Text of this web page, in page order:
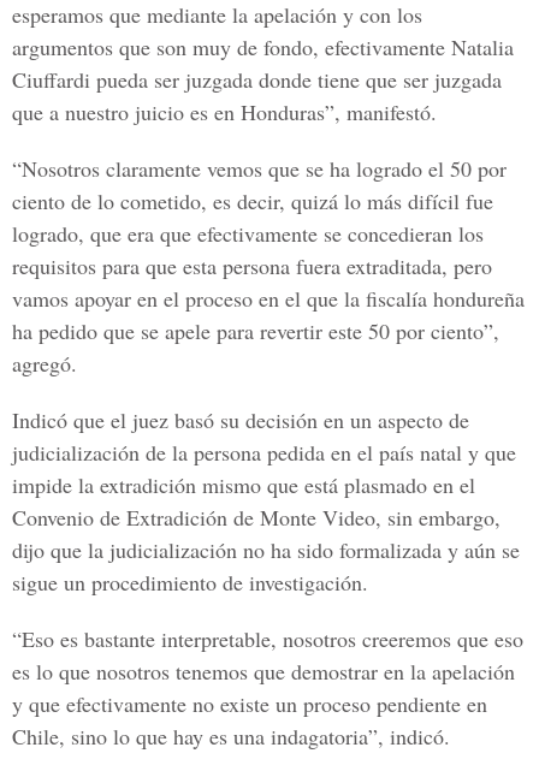
esperamos que mediante la apelación y con los
argumentos que son muy de fondo, efectivamente Natalia
Ciuffardi pueda ser juzgada donde tiene que ser juzgada
que a nuestro juicio es en Honduras”, manifestó.
“Nosotros claramente vemos que se ha logrado el 50 por
ciento de lo cometido, es decir, quizá lo más difícil fue
logrado, que era que efectivamente se concedieran los
requisitos para que esta persona fuera extraditada, pero
vamos apoyar en el proceso en el que la fiscalía hondureña
ha pedido que se apele para revertir este 50 por ciento”,
agregó.
Indicó que el juez basó su decisión en un aspecto de
judicialización de la persona pedida en el país natal y que
impide la extradición mismo que está plasmado en el
Convenio de Extradición de Monte Video, sin embargo,
dijo que la judicialización no ha sido formalizada y aún se
sigue un procedimiento de investigación.
“Eso es bastante interpretable, nosotros creeremos que eso
es lo que nosotros tenemos que demostrar en la apelación
y que efectivamente no existe un proceso pendiente en
Chile, sino lo que hay es una indagatoria”, indicó.